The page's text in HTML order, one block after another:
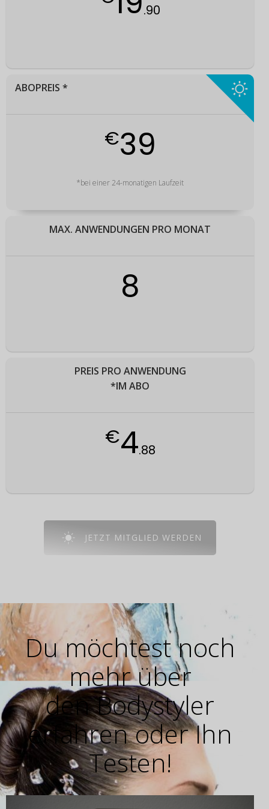
.90
ABOPREIS *
€39
*bei einer 24-monatigen Laufzeit
MAX. ANWENDUNGEN PRO MONAT
8
PREIS PRO ANWENDUNG
*IM ABO
€4.88
JETZT MITGLIED WERDEN
Du möchtest noch
mehr über
den Bodystyler
erfahren oder Ihn
Testen!